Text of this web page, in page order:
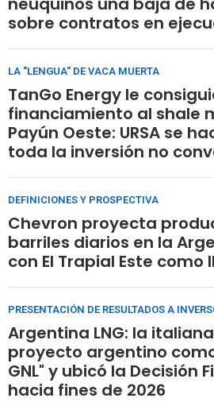
sobre contratos en
LA "LENGUA" DE VACA MUERTA
TanGo Energy le
financiamiento al shale
Payún Oeste: URSA se
toda la inversión no
DEFINICIONES Y PROSPECTIVA
Chevron proyecta
barriles diarios en la
con El Trapial Este como
PRESENTACIÓN DE RESULTADOS A
Argentina LNG: la
proyecto argentino
GNL" y ubicó la Decisión
hacia fines de 2026